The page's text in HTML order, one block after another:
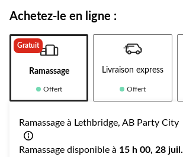
Achetez-le en ligne :
Gratuit
Ramassage
Offert
Livraison express
Offert
Ramassage à Lethbridge, AB Party City
Ramassage disponible à 15 h 00, 28 juil.